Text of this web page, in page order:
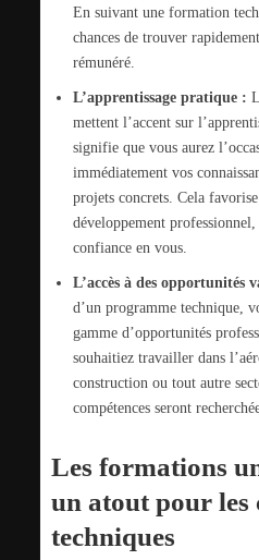
En suivant une formation
chances de trouver
rémunéré.
L’apprentissage pratique :
mettent l’accent sur
signifie que vous aurez
immédiatement vos
projets concrets. Cela
développement
confiance en vous.
L’accès à des opportunités
d’un programme technique,
gamme d’opportunités
souhaitiez travailler dans
construction ou tout autre
compétences seront
Les formations
un atout pour les
techniques